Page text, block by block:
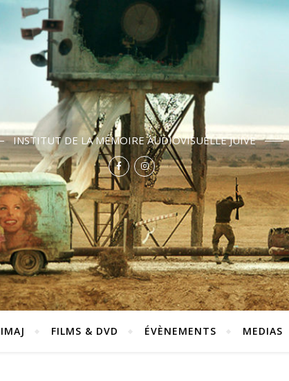
INSTITUT DE LA MÉMOIRE AUDIOVISUELLE JUIVE
FILMS & DVD ÉVÈNEMENTS MEDIAS